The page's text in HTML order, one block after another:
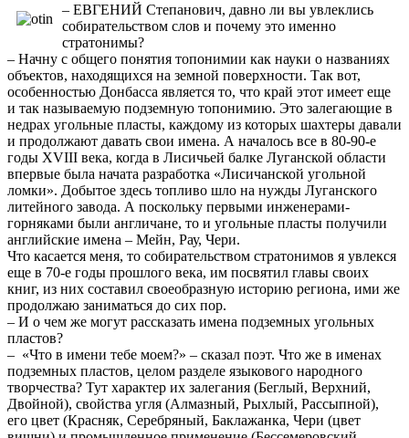
– ЕВГЕНИЙ Степанович, давно ли вы увлеклись
собирательством слов и почему это именно
стратонимы?
– Начну с общего понятия топонимии как науки о названиях
объектов, находящихся на земной поверхности. Так вот,
особенностью Донбасса является то, что край этот имеет еще
и так называемую подземную топонимию. Это залегающие в
недрах угольные пласты, каждому из которых шахтеры давали
и продолжают давать свои имена. А началось все в 80-90-е
годы XVIII века, когда в Лисичьей балке Луганской области
впервые была начата разработка «Лисичанской угольной
ломки». Добытое здесь топливо шло на нужды Луганского
литейного завода. А поскольку первыми инженерами-
горняками были англичане, то и угольные пласты получили
английские имена – Мейн, Рау, Чери.
Что касается меня, то собирательством стратонимов я увлекся
еще в 70-е годы прошлого века, им посвятил главы своих
книг, из них составил своеобразную историю региона, ими же
продолжаю заниматься до сих пор.
– И о чем же могут рассказать имена подземных угольных
пластов?
– «Что в имени тебе моем?» – сказал поэт. Что же в именах
подземных пластов, целом разделе языкового народного
творчества? Тут характер их залегания (Беглый, Верхний,
Двойной), свойства угля (Алмазный, Рыхлый, Рассыпной),
его цвет (Красняк, Серебряный, Баклажанка, Чери (цвет